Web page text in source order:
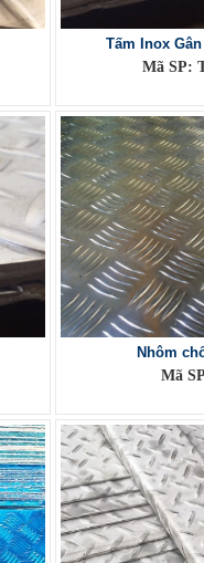
Tấm Inox
Mã SP:
Nhôm
Mã